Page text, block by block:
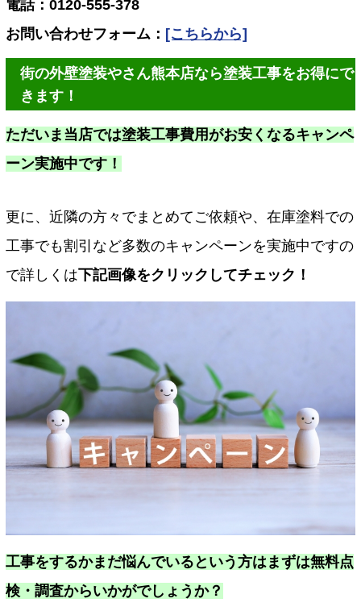
電話：0120-555-378
お問い合わせフォーム： [こちらから]
街の外壁塗装やさん熊本店なら塗装工事をお得にで
きます！
ただいま当店では塗装工事費用がお安くなるキャンペ
ーン実施中です！
更に、近隣の方々でまとめてご依頼や、在庫塗料での
工事でも割引など多数のキャンペーンを実施中ですの
で詳しくは下記画像をクリックしてチェック！
工事をするかまだ悩んでいるという方はまずは無料点
検・調査からいかがでしょうか？